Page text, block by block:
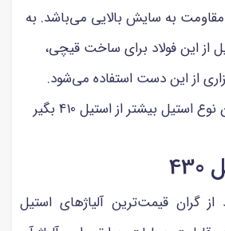
به سایش بالایی می‌باشد. به
از این فولاد برای ساخت قیچی،
از این دست استفاده می‌شود.
قیمت این نوع استیل بیشتر از استیل 410 بگیر
از گران قیمت‌ترین آلیاژهای استیل